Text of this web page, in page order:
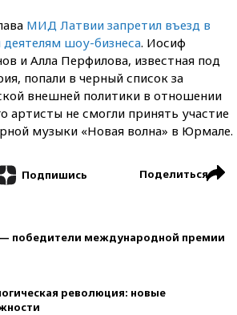
МИД Латвии запретил въезд в
шоу-бизнеса. Иосиф
и Алла Перфилова, известная под
попали в черный список за
внешней политики в отношении
артисты не смогли принять участие
музыки «Новая волна» в Юрмале.
Подпишись Поделиться
победители международной премии
революция: новые